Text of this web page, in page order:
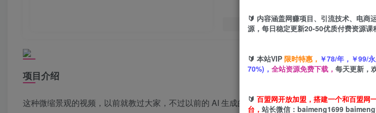
您当前未
项目介绍
这种微缩景观的视频，以前就教过大家，不过以前的 AI 生成的效果还是不行。
🔰 内容涵盖网赚项目、引流技术、电商
源，每日稳定更新20-50优质付费资源课
🔰 本站VIP 限时特惠， ￥78/年，￥99/
70%)， 全站资源免费下载， 每天更新，
🔰 百盟网开放加盟，搭建一个和百盟网
台， 站长微信：baimeng1699